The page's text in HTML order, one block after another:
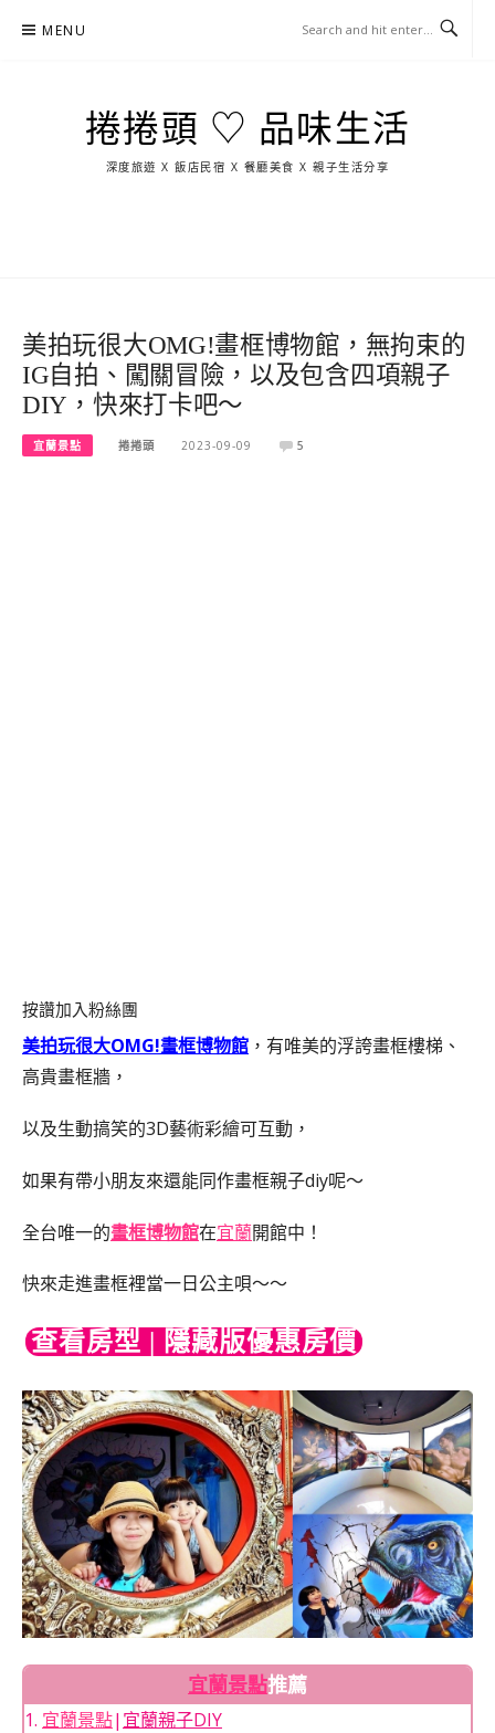
MENU
捲捲頭 ♡ 品味生活
深度旅遊 X 飯店民宿 X 餐廳美食 X 親子生活分享
美拍玩很大OMG!畫框博物館，無拘束的
IG自拍、闖關冒險，以及包含四項親子
DIY，快來打卡吧～
宜蘭景點 捲捲頭 2023-09-09 5
按讚加入粉絲團
美拍玩很大OMG!畫框博物館 ，有唯美的浮誇畫框樓梯、
高貴畫框牆，
以及生動搞笑的3D藝術彩繪可互動，
如果有帶小朋友來還能同作畫框親子diy呢～
全台唯一的畫框博物館在宜蘭開館中！
快來走進畫框裡當一日公主唄～～
查看房型 | 隱藏版優惠房價
宜蘭景點推薦
1. 宜蘭景點| 宜蘭親子DIY